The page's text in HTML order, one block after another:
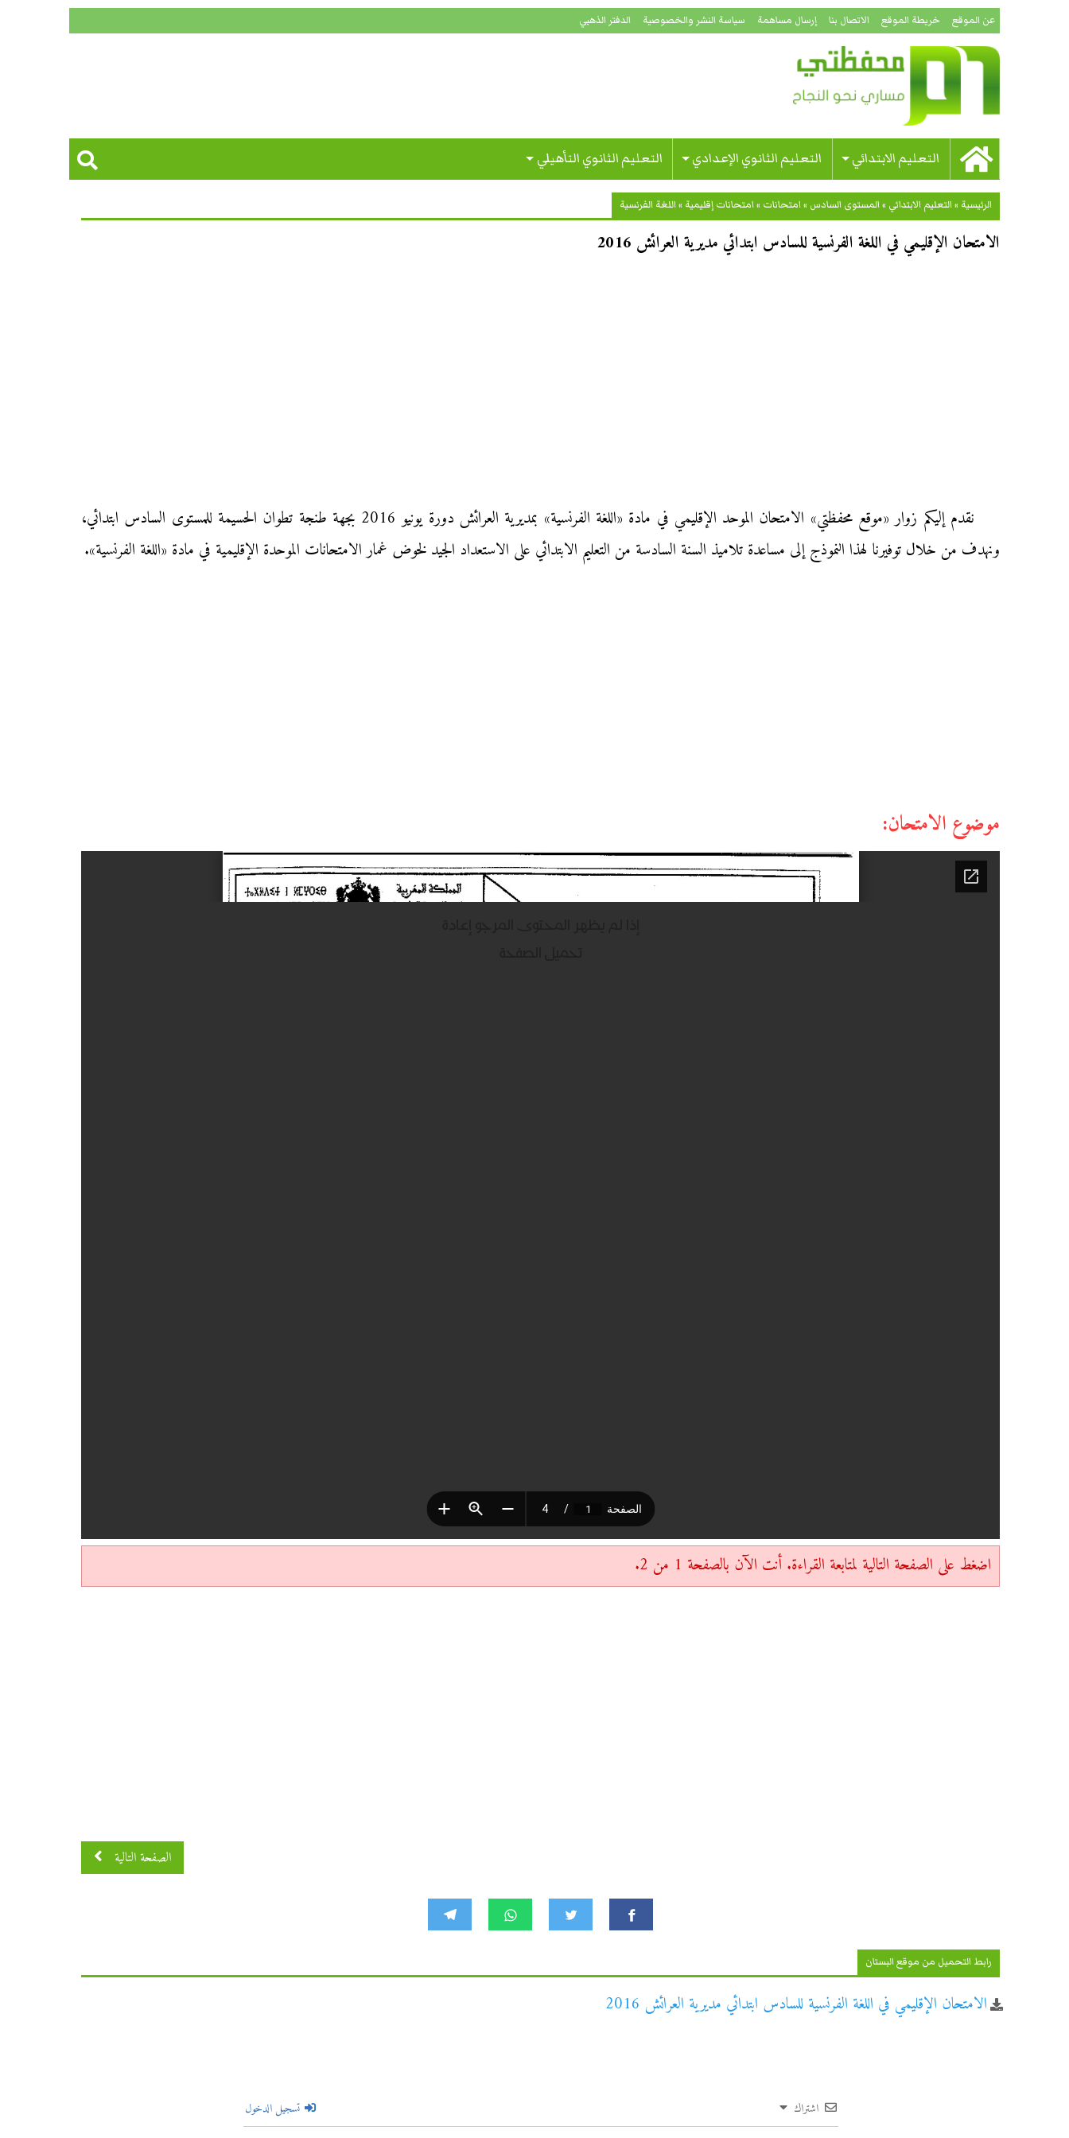
عن الموقع خريطة الموقع الاتصال بنا إرسال مساهمة سياسة النشر والخصوصية الدفتر الذهبي
التعليم الابتدائي التعليم الثانوي الإعدادي التعليم الثانوي التأهيلي
الرئيسية »التعليم الابتدائي »المستوى السادس »امتحانات »امتحانات إقليمية »اللغة الفرنسية
الامتحان الإقليمي في اللغة الفرنسية للسادس ابتدائي مديرية العرائش 2016
نقدم إليكم زوار «موقع محفظتي» الامتحان الموحد الإقليمي في مادة «اللغة الفرنسية» بمديرية العرائش دورة يونيو 2016 بجهة طنجة تطوان الحسيمة للمستوى السادس ابتدائي،
ونهدف من خلال توفيرنا لهذا النموذج إلى مساعدة تلاميذ السنة السادسة من التعليم الابتدائي على الاستعداد الجيد لخوض غمار الامتحانات الموحدة الإقليمية في مادة «اللغة الفرنسية».
موضوع الامتحان:
اضغط على الصفحة التالية لمتابعة القراءة. أنت الآن بالصفحة 1 من 2.
الصفحة التالية
رابط التحميل من موقع البستان
الامتحان الإقليمي في اللغة الفرنسية للسادس ابتدائي مديرية العرائش 2016
اشتراك تسجيل الدخول